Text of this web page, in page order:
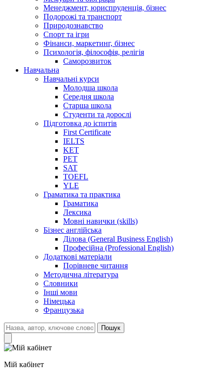
Менеджмент, юриспруденція, бізнес
Подорожі та транспорт
Природознавство
Спорт та ігри
Фінанси, маркетинг, бізнес
Психологія, філософія, релігія
Саморозвиток
Навчальна
Навчальні курси
Молодша школа
Середня школа
Старша школа
Студенти та дорослі
Підготовка до іспитів
First Certificate
IELTS
KET
PET
SAT
TOEFL
YLE
Граматика та практика
Граматика
Лексика
Мовні навички (skills)
Бізнес англійська
Ділова (General Business English)
Професійна (Professional English)
Додаткові матеріали
Порівневе читання
Методична література
Словники
Інші мови
Німецька
Французька
Пошук
Мій кабінет